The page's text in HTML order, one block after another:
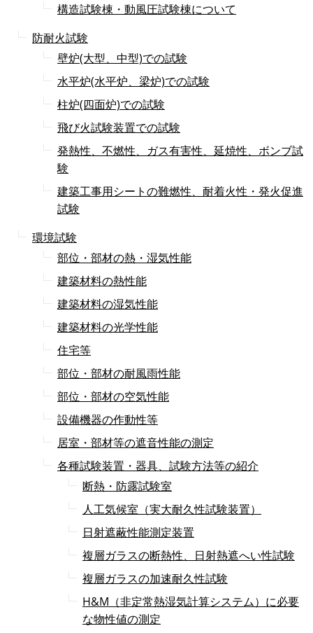
構造試験棟・動風圧試験棟について
防耐火試験
壁炉(大型、中型)での試験
水平炉(水平炉、梁炉)での試験
柱炉(四面炉)での試験
飛び火試験装置での試験
発熱性、不燃性、ガス有害性、延焼性、ボンブ試
験
建築工事用シートの難燃性、耐着火性・発火促進
試験
環境試験
部位・部材の熱・湿気性能
建築材料の熱性能
建築材料の湿気性能
建築材料の光学性能
住宅等
部位・部材の耐風雨性能
部位・部材の空気性能
設備機器の作動性等
居室・部材等の遮音性能の測定
各種試験装置・器具、試験方法等の紹介
断熱・防露試験室
人工気候室（実大耐久性試験装置）
日射遮蔽性能測定装置
複層ガラスの断熱性、日射熱遮へい性試験
複層ガラスの加速耐久性試験
H&M（非定常熱湿気計算システム）に必要
な物性値の測定